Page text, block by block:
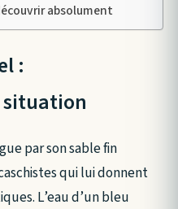
absolument
:
par son sable fin
qui lui donnent
L’eau d’un bleu